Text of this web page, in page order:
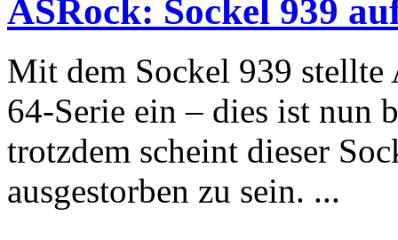
ASRock: Sockel 939
Mit dem Sockel 939
64-Serie ein – dies ist nun
trotzdem scheint dieser
ausgestorben zu sein. ...